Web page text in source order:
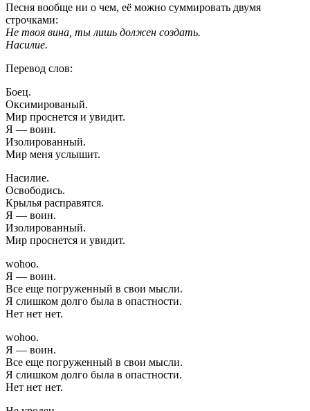
Песня вообще ни о чем, её можно суммировать двумя
строчками:
Не твоя вина, ты лишь должен создать.
Насилие.
Перевод слов:
Боец.
Оксимированый.
Мир проснется и увидит.
Я — воин.
Изолированный.
Мир меня услышит.
Насилие.
Освободись.
Крылья расправятся.
Я — воин.
Изолированный.
Мир проснется и увидит.
wohoo.
Я — воин.
Все еще погруженный в свои мысли.
Я слишком долго была в опастности.
Нет нет нет.
wohoo.
Я — воин.
Все еще погруженный в свои мысли.
Я слишком долго была в опастности.
Нет нет нет.